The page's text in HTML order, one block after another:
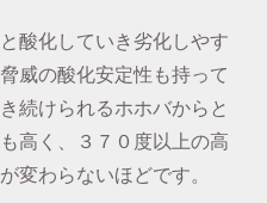
酸化していき劣化しやす
威の酸化安定性も持って
続けられるホホバからと
高く、３７０度以上の高
変わらないほどです。